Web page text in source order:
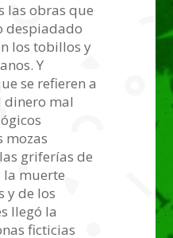
las obras que
despiadado
los tobillos y
Y
se refieren a
dinero mal
mozas
griferías de
la muerte
y de los
llegó la
ficticias